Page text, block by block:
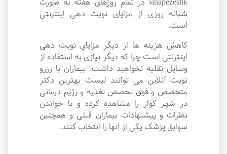
شبانه روزی از مزایای نوبت دهی اینترنتی
است.
کاهش هزینه ها از دیگر مزایای نوبت دهی
اینترنتی است چرا که دیگر نیازی به استفاده از
وسایل نقلیه نخواهید داشت. بیماران با رزرو
نوبت آنلاین می توانند لیست بهترین دکتر
متخصص و فوق تخصص تغذیه و رژیم درمانی
در شهر کوار را مشاهده کرده و با خواندن
نظرات و پیشنهادات بیماران قبلی و همچنین
سوابق پزشک یکی از آنها را انتخاب کنند.